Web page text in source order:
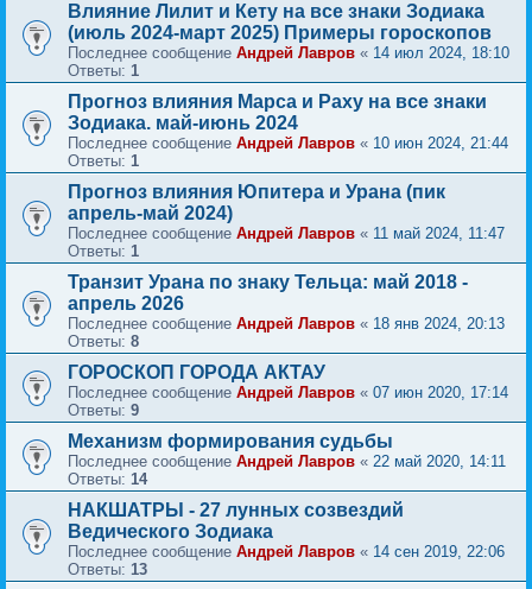
Влияние Лилит и Кету на все знаки Зодиака
(июль 2024-март 2025) Примеры гороскопов
Последнее сообщение Андрей Лавров « 14 июл 2024, 18:10
Ответы: 1
Прогноз влияния Марса и Раху на все знаки
Зодиака. май-июнь 2024
Последнее сообщение Андрей Лавров « 10 июн 2024, 21:44
Ответы: 1
Прогноз влияния Юпитера и Урана (пик
апрель-май 2024)
Последнее сообщение Андрей Лавров « 11 май 2024, 11:47
Ответы: 1
Транзит Урана по знаку Тельца: май 2018 -
апрель 2026
Последнее сообщение Андрей Лавров « 18 янв 2024, 20:13
Ответы: 8
ГОРОСКОП ГОРОДА АКТАУ
Последнее сообщение Андрей Лавров « 07 июн 2020, 17:14
Ответы: 9
Механизм формирования судьбы
Последнее сообщение Андрей Лавров « 22 май 2020, 14:11
Ответы: 14
НАКШАТРЫ - 27 лунных созвездий
Ведического Зодиака
Последнее сообщение Андрей Лавров « 14 сен 2019, 22:06
Ответы: 13